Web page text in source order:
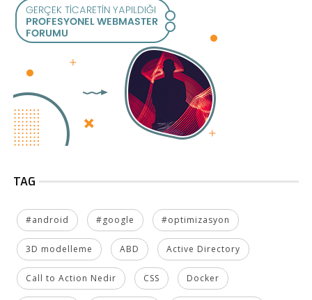
TAG
#android #google #optimizasyon
3D modelleme ABD Active Directory
Call to Action Nedir CSS Docker